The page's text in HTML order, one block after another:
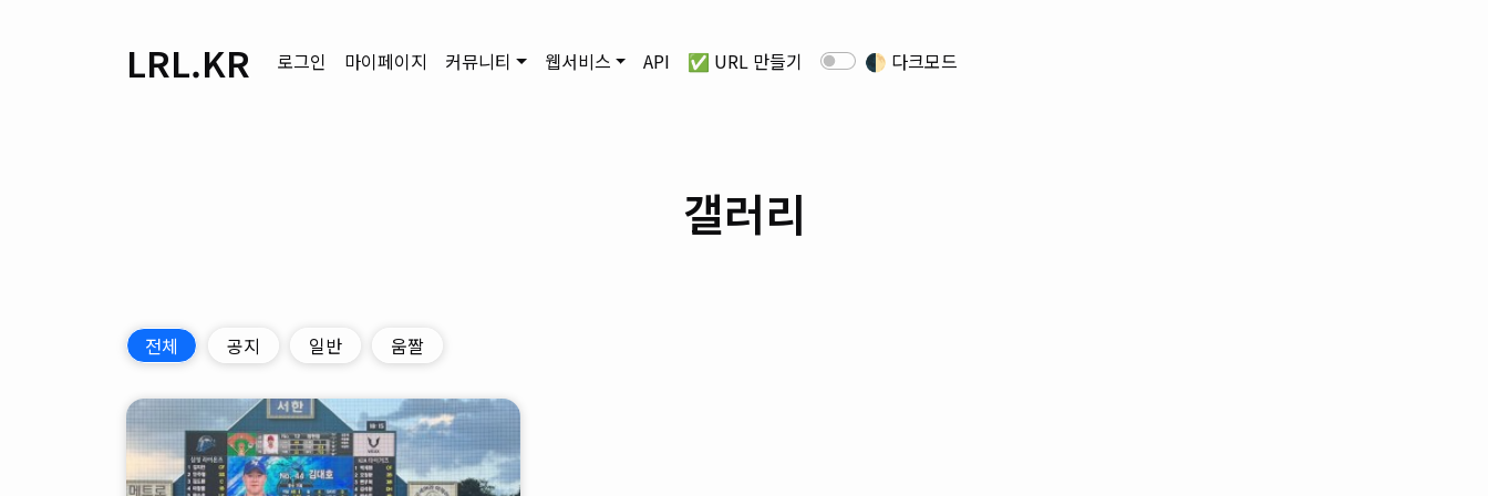
LRL.KR 로그인 마이페이지 커뮤니티 웹서비스 API ✅ URL 만들기 🌓 다크모드
갤러리
전체 공지 일반 움짤